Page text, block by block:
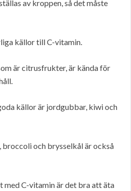
av kroppen, så det måste
källor till C-vitamin.
är citrusfrukter, är kända för
källor är jordgubbar, kiwi och
broccoli och brysselkål är också
C-vitamin är det bra att äta